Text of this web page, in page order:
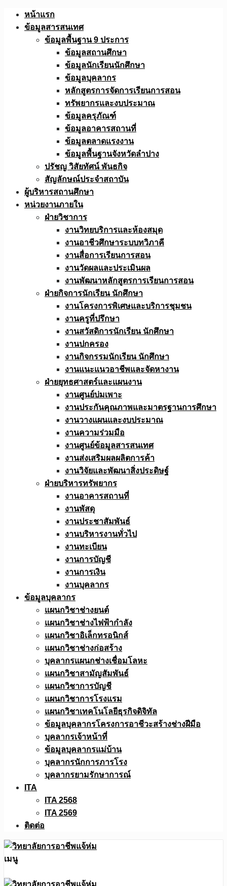
Skip
หน้าแรก
ข้อมูลสารสนเทศ
ข้อมูลพื้นฐาน 9 ประการ
ข้อมูลสถานศึกษา
ข้อมูลนักเรียนนักศึกษา
ข้อมูลบุคลากร
หลักสูตรการจัดการเรียนการสอน
ทรัพยากรและงบประมาณ
ข้อมูลครุภัณฑ์
ข้อมูลอาคารสถานที่
ข้อมูลตลาดแรงงาน
ข้อมูลพื้นฐานจังหวัดลำปาง
ปรัชญ วิสัยทัศน์ พันธกิจ
สัญลักษณ์ประจำสถาบัน
ผู้บริหารสถานศึกษา
หน่วยงานภายใน
ฝ่ายวิชาการ
งานวิทยบริการและห้องสมุด
งานอาชีวศึกษาระบบทวิภาคี
งานสื่อการเรียนการสอน
งานวัดผลและประเมินผล
งานพัฒนาหลักสูตรการเรียนการสอน
ฝ่ายกิจการนักเรียน นักศึกษา
งานโครงการพิเศษและบริการชุมชน
งานครูที่ปรึกษา
งานสวัสดิการนักเรียน นักศึกษา
งานปกครอง
งานกิจกรรมนักเรียน นักศึกษา
งานแนะแนวอาชีพและจัดหางาน
ฝ่ายยุทธศาสตร์และแผนงาน
งานศูนย์บ่มเพาะ
งานประกันคุณภาพและมาตรฐานการศึกษา
งานวางแผนและงบประมาณ
งานความร่วมมือ
งานศูนย์ข้อมูลสารสนเทศ
งานส่งเสริมผลผลิตการค้า
งานวิจัยและพัฒนาสิ่งประดิษฐ์
ฝ่ายบริหารทรัพยากร
งานอาคารสถานที่
งานพัสดุ
งานประชาสัมพันธ์
งานบริหารงานทั่วไป
งานทะเบียน
งานการบัญชี
งานการเงิน
งานบุคลากร
ข้อมูลบุคลากร
แผนกวิชาช่างยนต์
แผนกวิชาช่างไฟฟ้ากำลัง
แผนกวิชาอิเล็กทรอนิกส์
แผนกวิชาช่างก่อสร้าง
บุคลากรแผนกช่างเชื่อมโลหะ
แผนกวิชาสามัญสัมพันธ์
แผนกวิชาการบัญชี
แผนกวิชาการโรงแรม
แผนกวิชาเทคโนโลยีธุรกิจดิจิทัล
ข้อมูลบุคลากรโครงการอาชีวะสร้างช่างฝีมือ
บุคลากรเจ้าหน้าที่
ข้อมูลบุคลากรแม่บ้าน
บุคลากรนักการภารโรง
บุคลากรยามรักษาการณ์
ITA
ITA 2568
ITA 2569
ติดต่อ
เมนู